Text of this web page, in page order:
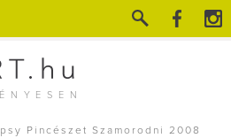
Pincészet Szamorodni 2008